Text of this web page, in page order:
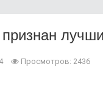
Просмотров: 2436